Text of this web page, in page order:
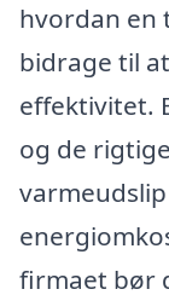
hvordan en
bidrage til
effektivitet.
og de
firmaet bør